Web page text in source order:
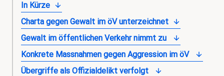
In Kürze
Charta gegen Gewalt im öV unterzeichnet
Gewalt im öffentlichen Verkehr nimmt zu
Konkrete Massnahmen gegen Aggression im öV
Übergriffe als Offizialdelikt verfolgt